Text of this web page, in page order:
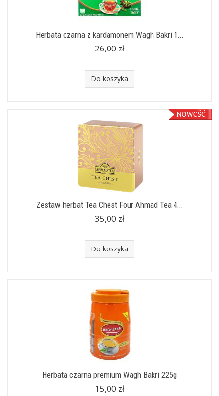
Herbata czarna z kardamonem Wagh Bakri 1...
26,00 zł
Do koszyka
Zestaw herbat Tea Chest Four Ahmad Tea 4...
35,00 zł
Do koszyka
Herbata czarna premium Wagh Bakri 225g
15,00 zł